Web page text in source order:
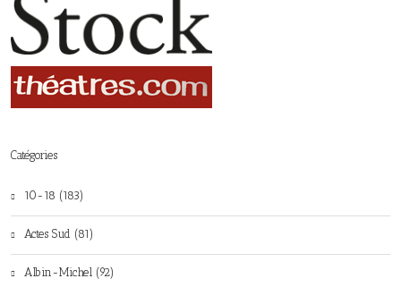
Catégories
10-18 (183)
Actes Sud (81)
Albin-Michel (92)